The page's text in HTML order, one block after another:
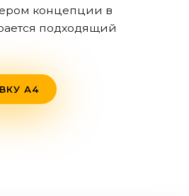
концепции в
подходящий
А4